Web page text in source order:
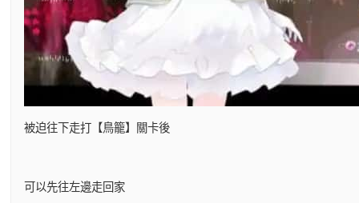
被迫往下走打【鳥籠】關卡後
可以先往左邊走回家